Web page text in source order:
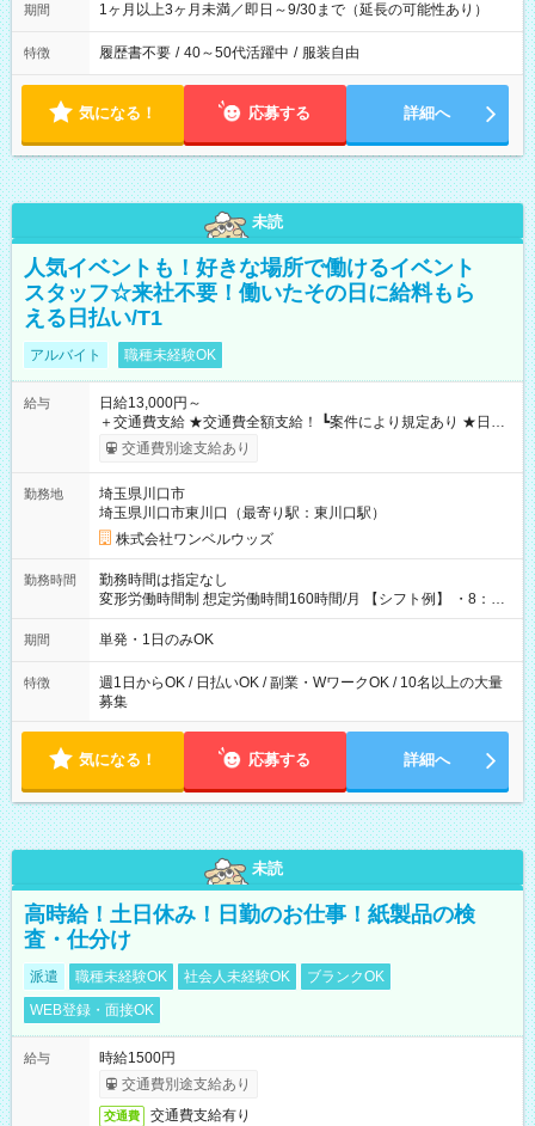
期間 1ヶ月以上3ヶ月未満／即日～9/30まで（延長の可能性あり）
特徴 履歴書不要 / 40～50代活躍中 / 服装自由
気になる！ 応募する 詳細へ
未読
人気イベントも！好きな場所で働けるイベント
スタッフ☆来社不要！働いたその日に給料もら
える日払い/T1
アルバイト 職種未経験OK
給与
日給13,000円～
＋交通費支給 ★交通費全額支給！ ┗案件により規定あり ★日払
いOK！（規定あり） ┗働いたその日に現金GET♪ お仕事後はコ
ンビニATMから 日払い分を引き落とせます！ 【試用期間】試
交通費別途支給あり
勤務地
埼玉県川口市
埼玉県川口市東川口（最寄り駅：東川口駅）
株式会社ワンベルウッズ
勤務時間
勤務時間は指定なし
変形労働時間制 想定労働時間160時間/月 【シフト例】 ・8：00
～21：00
期間 単発・1日のみOK
特徴
週1日からOK / 日払いOK / 副業・WワークOK / 10名以上の大量
募集
気になる！ 応募する 詳細へ
未読
高時給！土日休み！日勤のお仕事！紙製品の検
査・仕分け
派遣 職種未経験OK 社会人未経験OK
ブランクOK
WEB登録・面接OK
給与
時給1500円
交通費別途支給あり
交通費 交通費支給有り